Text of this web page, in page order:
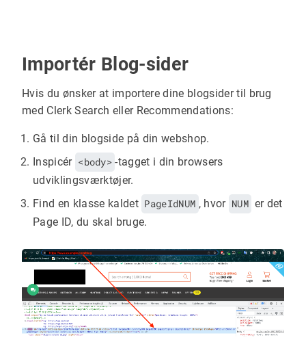
Importér Blog-sider
Hvis du ønsker at importere dine blogsider til brug
med Clerk Search eller Recommendations:
Gå til din blogside på din webshop.
Inspicér <body> -tagget i din browsers
udviklingsværktøjer.
Find en klasse kaldet PageIdNUM , hvor NUM er det
Page ID, du skal bruge.